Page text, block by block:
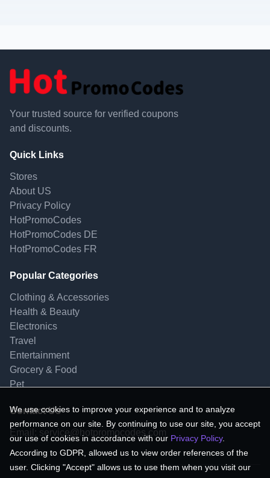
Your trusted source for verified coupons
and discounts.
Quick Links
Stores
About US
Privacy Policy
HotPromoCodes
HotPromoCodes DE
HotPromoCodes FR
Popular Categories
Clothing & Accessories
Health & Beauty
Electronics
Travel
Entertainment
Grocery & Food
Pet
Contact Us
Email: service@hotpromocodes.com
We use cookies to improve your experience and to analyze
performance on our site. By continuing to use our site, you accept
our use of cookies in accordance with our Privacy Policy.
According to GDPR, allowed us to view order references of the
user. Clicking "Accept" allows us to use them when you visit our